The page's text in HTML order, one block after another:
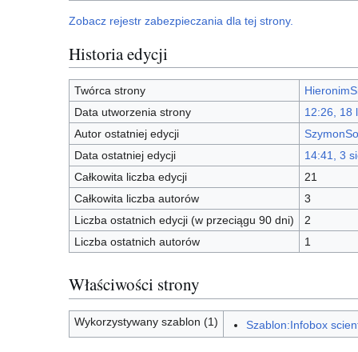
Zobacz rejestr zabezpieczania dla tej strony.
Historia edycji
Twórca strony
Data utworzenia strony
12:26, 18
Autor ostatniej edycji
Data ostatniej edycji
14:41, 3
Całkowita liczba edycji
21
Całkowita liczba autorów
3
Liczba ostatnich edycji (w przeciągu 90 dni)
2
Liczba ostatnich autorów
1
Właściwości strony
Wykorzystywany szablon (1) Szablon:Infobox